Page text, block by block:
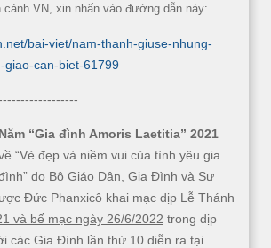
cảnh VN, xin nhấn vào đường dẫn này:
bai-viet/nam-thanh-giuse-nhung-
giao-can-biet-61799
Năm “Gia đình Amoris Laetitia” 2021
“Vẻ đẹp và niềm vui của tình yêu gia
do Bộ Giáo Dân, Gia Đình và Sự
Đức Phanxicô khai mạc dịp Lễ Thánh
và bế mạc ngày 26/6/2022 trong dịp
các Gia Đình lần thứ 10 diễn ra tại